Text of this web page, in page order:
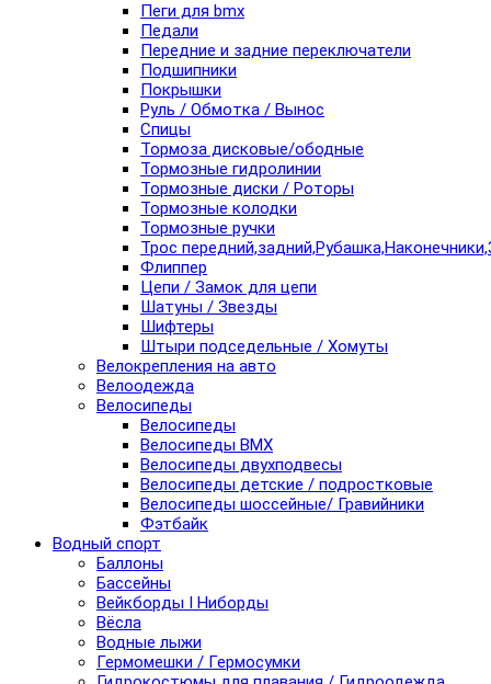
Пеги для bmx
Педали
Передние и задние переключатели
Подшипники
Покрышки
Руль / Обмотка / Вынос
Спицы
Тормоза дисковые/ободные
Тормозные гидролинии
Тормозные диски / Роторы
Тормозные колодки
Тормозные ручки
Трос
Флиппер
Цепи / Замок для цепи
Шатуны / Звезды
Шифтеры
Штыри подседельные / Хомуты
Велокрепления на авто
Велоодежда
Велосипеды
Велосипеды
Велосипеды BMX
Велосипеды двухподвесы
Велосипеды детские / подростковые
Велосипеды шоссейные/ Гравийники
Фэтбайк
Водный спорт
Баллоны
Бассейны
Вейкборды I Ниборды
Вёсла
Водные лыжи
Гермомешки / Гермосумки